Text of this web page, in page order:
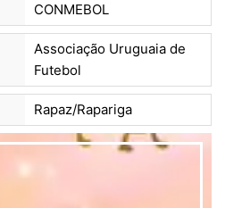
CONMEBOL
Associação Uruguaia de
Futebol
Rapaz/Rapariga